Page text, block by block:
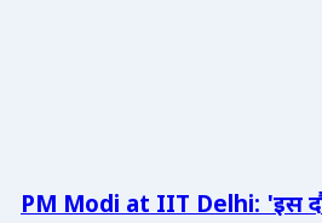
PM Modi at IIT Delhi: 'इस